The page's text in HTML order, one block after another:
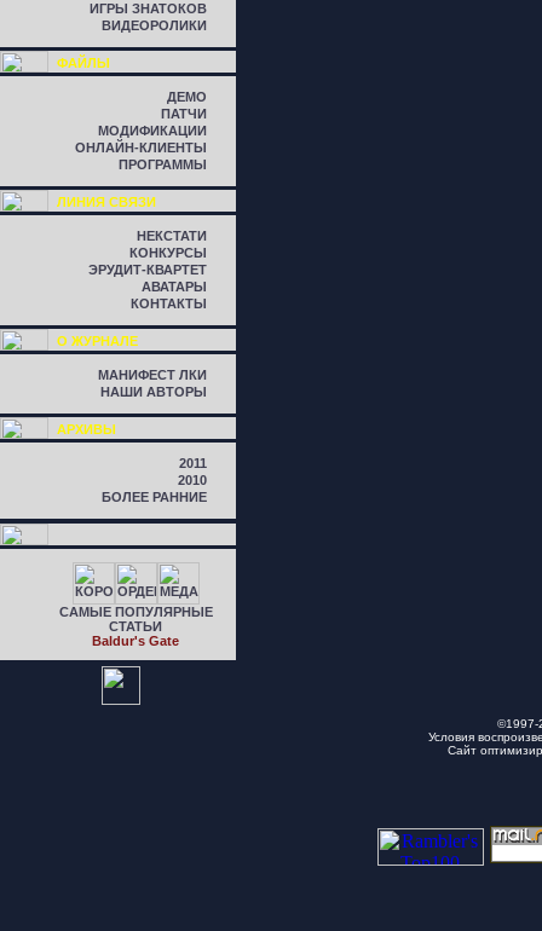
ИГРЫ ЗНАТОКОВ
ВИДЕОРОЛИКИ
ФАЙЛЫ
ДЕМО
ПАТЧИ
МОДИФИКАЦИИ
ОНЛАЙН-КЛИЕНТЫ
ПРОГРАММЫ
ЛИНИЯ СВЯЗИ
НЕКСТАТИ
КОНКУРСЫ
ЭРУДИТ-КВАРТЕТ
АВАТАРЫ
КОНТАКТЫ
О ЖУРНАЛЕ
МАНИФЕСТ ЛКИ
НАШИ АВТОРЫ
АРХИВЫ
2011
2010
БОЛЕЕ РАННИЕ
САМЫЕ ПОПУЛЯРНЫЕ
СТАТЬИ
Baldur's Gate
Условия
Сайт